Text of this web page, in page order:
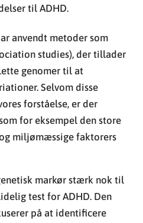
til ADHD.
anvendt metoder som
studies), der tillader
genomer til at
Selvom disse
forståelse, er der
for eksempel den store
miljømæssige faktorers
markør stærk nok til
test for ADHD. Den
på at identificere